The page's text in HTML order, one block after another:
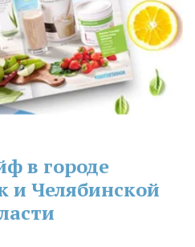
в городе
и Челябинской